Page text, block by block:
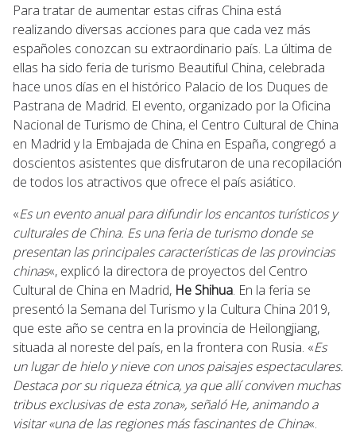
Para tratar de aumentar estas cifras China está
realizando diversas acciones para que cada vez más
españoles conozcan su extraordinario país. La última de
ellas ha sido feria de turismo Beautiful China, celebrada
hace unos días en el histórico Palacio de los Duques de
Pastrana de Madrid. El evento, organizado por la Oficina
Nacional de Turismo de China, el Centro Cultural de China
en Madrid y la Embajada de China en España, congregó a
doscientos asistentes que disfrutaron de una recopilación
de todos los atractivos que ofrece el país asiático.
«Es un evento anual para difundir los encantos turísticos y
culturales de China. Es una feria de turismo donde se
presentan las principales características de las provincias
chinas«, explicó la directora de proyectos del Centro
Cultural de China en Madrid, He Shihua. En la feria se
presentó la Semana del Turismo y la Cultura China 2019,
que este año se centra en la provincia de Heilongjiang,
situada al noreste del país, en la frontera con Rusia. «Es
un lugar de hielo y nieve con unos paisajes espectaculares.
Destaca por su riqueza étnica, ya que allí conviven muchas
tribus exclusivas de esta zona», señaló He, animando a
visitar «una de las regiones más fascinantes de China«.